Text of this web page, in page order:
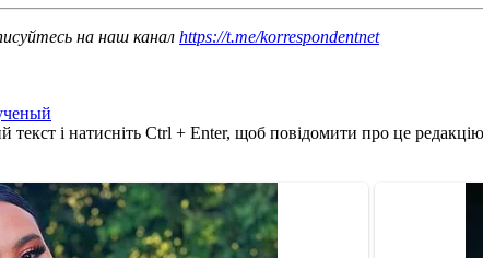
на наш канал https://t.me/korrespondentnet
текст і натисніть Ctrl + Enter, щоб повідомити про це